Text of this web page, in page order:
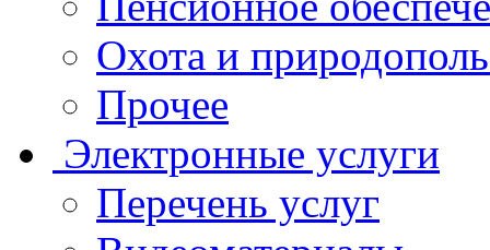
Охота и
Прочее
Электронные услуги
Перечень услуг